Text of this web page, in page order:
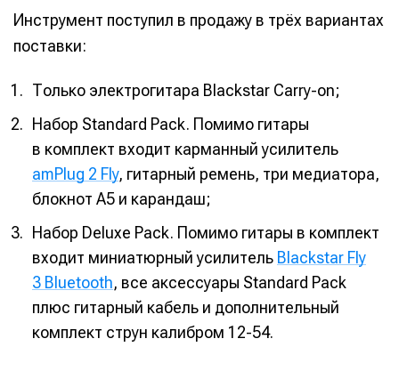
Инструмент поступил в продажу в трёх вариантах
поставки:
Только электрогитара Blackstar Carry-on;
Набор Standard Pack. Помимо гитары
в комплект входит карманный усилитель
amPlug 2 Fly, гитарный ремень, три медиатора,
блокнот A5 и карандаш;
Набор Deluxe Pack. Помимо гитары в комплект
входит миниатюрный усилитель Blackstar Fly
3 Bluetooth, все аксессуары Standard Pack
плюс гитарный кабель и дополнительный
комплект струн калибром 12-54.